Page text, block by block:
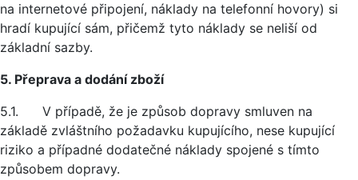
na internetové připojení, náklady na telefonní hovory) si
hradí kupující sám, přičemž tyto náklady se neliší od
základní sazby.
5. Přeprava a dodání zboží
5.1. V případě, že je způsob dopravy smluven na
základě zvláštního požadavku kupujícího, nese kupující
riziko a případné dodatečné náklady spojené s tímto
způsobem dopravy.